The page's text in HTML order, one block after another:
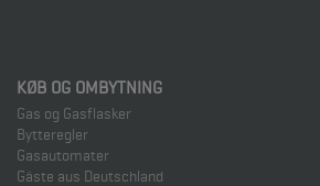
KØB OG OMBYTNING
Gas og Gasflasker
Bytteregler
Gasautomater
Gäste aus Deutschland